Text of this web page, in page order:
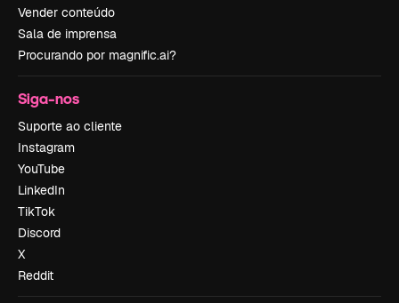
Vender conteúdo
Sala de imprensa
Procurando por magnific.ai?
Siga-nos
Suporte ao cliente
Instagram
YouTube
LinkedIn
TikTok
Discord
X
Reddit